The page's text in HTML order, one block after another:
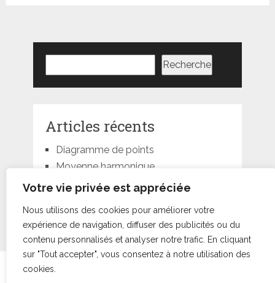
Votre vie privée est appréciée
Nous utilisons des cookies pour améliorer votre
expérience de navigation, diffuser des publicités ou du
contenu personnalisés et analyser notre trafic. En cliquant
sur "Tout accepter", vous consentez à notre utilisation des
cookies.
Recherche
Articles récents
Diagramme de points
Moyenne harmonique
Moyenne géométrique
Moyenne pondérée
Statorials